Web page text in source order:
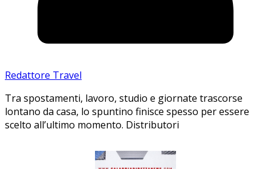
Redattore Travel
Tra spostamenti, lavoro, studio e giornate trascorse
lontano da casa, lo spuntino finisce spesso per essere
scelto all’ultimo momento. Distributori